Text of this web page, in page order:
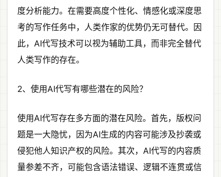
度分析能力。在需要高度个性化、情感化或深度思
考的写作任务中，人类作家的优势仍无可替代。因
此，AI代写技术可以视为辅助工具，而非完全替代
人类写作的存在。
2、使用AI代写有哪些潜在的风险？
使用AI代写存在多方面的潜在风险。首先，版权问
题是一大隐忧，因为AI生成的内容可能涉及抄袭或
侵犯他人知识产权的风险。其次，AI代写的内容质
量参差不齐，可能包含语法错误、逻辑不连贯或信